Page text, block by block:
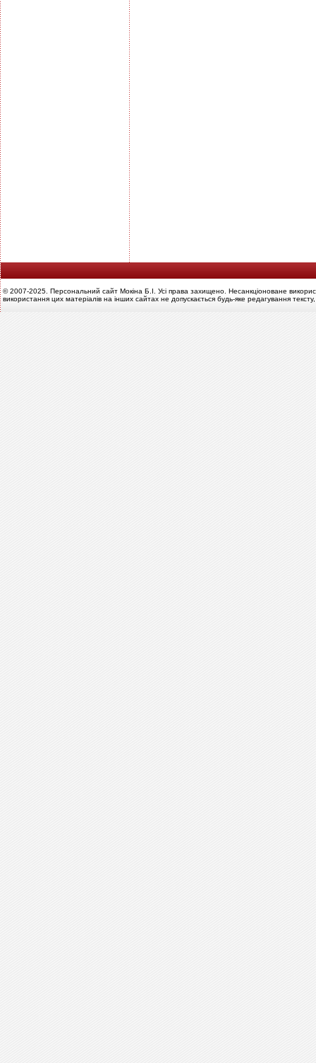
© 2007-2025. Персональний сайт Мокіна Б.І. Усі права захищено. Несанкціоноване
використання цих матеріалів на інших сайтах не допускається будь-яке редагування